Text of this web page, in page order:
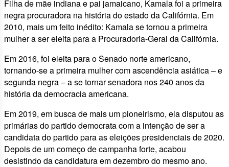
Filha de mãe indiana e pai jamaicano, Kamala foi a primeira
negra procuradora na história do estado da Califórnia. Em
2010, mais um feito inédito: Kamala se tornou a primeira
mulher a ser eleita para a Procuradoria-Geral da Califórnia.
Em 2016, foi eleita para o Senado norte americano,
tornando-se a primeira mulher com ascendência asiática – e
segunda negra – a se tornar senadora nos 240 anos da
história da democracia americana.
Em 2019, em busca de mais um pioneirismo, ela disputou as
primárias do partido democrata com a intenção de ser a
candidata do partido para as eleições presidenciais de 2020.
Depois de um começo de campanha forte, acabou
desistindo da candidatura em dezembro do mesmo ano.